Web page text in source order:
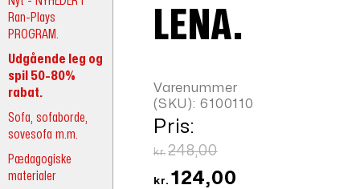
Ran-Plays
PROGRAM.
Udgående leg og
spil 50-80%
rabat.
Sofa, sofaborde,
sovesofa m.m.
Pædagogiske
materialer
LENA.
Varenummer
(SKU): 6100110
Pris:
kr. 248,00Den
oprindelige
kr. 124,00